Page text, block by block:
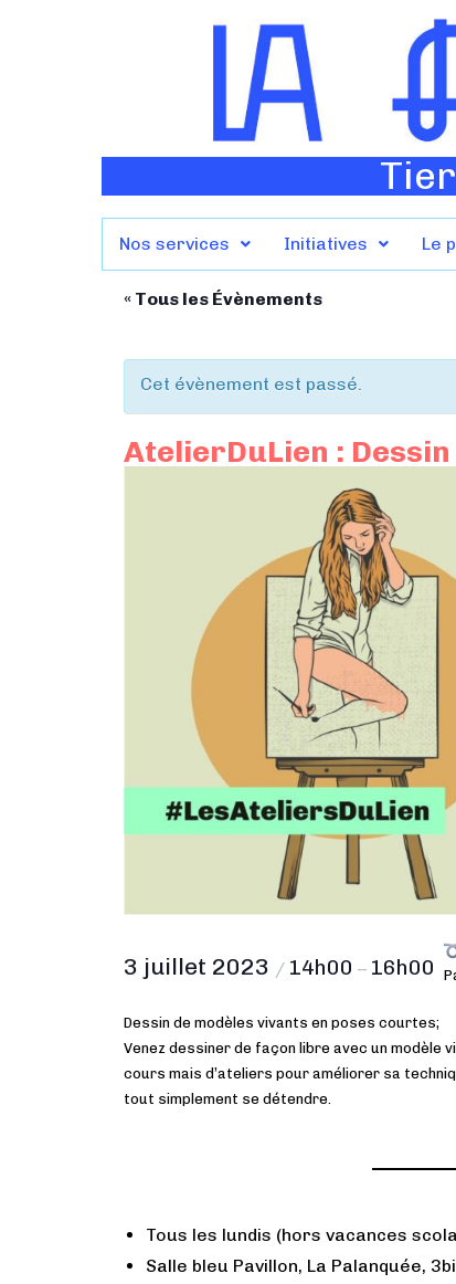
Nos services Initiatives Le
« Tous les Évènements
Cet évènement est passé.
AtelierDuLien :
3 juillet 2023 / 14h00 – 16h00
Dessin de modèles vivants en poses courtes;
Venez dessiner de façon libre avec un modèle
cours mais d’ateliers pour améliorer sa
tout simplement se détendre.
Tous les lundis (hors vacances
Salle bleu Pavillon, La Palanquée,